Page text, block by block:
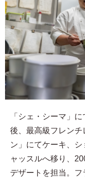
「シェ・シーマ」
後、最高級フレンチ
ン」にてケーキ、
ャッスルへ移り、
デザートを担当。